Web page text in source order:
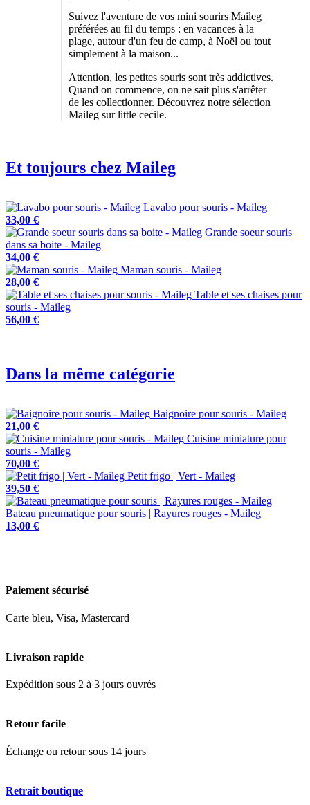
Suivez l'aventure de vos mini sourirs Maileg
préférées au fil du temps : en vacances à la
plage, autour d'un feu de camp, à Noël ou tout
simplement à la maison...
Attention, les petites souris sont très addictives.
Quand on commence, on ne sait plus s'arrêter
de les collectionner. Découvrez notre sélection
Maileg sur little cecile.
Et toujours chez Maileg
Lavabo pour souris - Maileg
33,00 €
Grande soeur souris
dans sa boite - Maileg
34,00 €
Maman souris - Maileg
28,00 €
Table et ses chaises pour
souris - Maileg
56,00 €
Dans la même catégorie
Baignoire pour souris - Maileg
21,00 €
Cuisine miniature pour
souris - Maileg
70,00 €
Petit frigo | Vert - Maileg
39,50 €
Bateau pneumatique pour souris | Rayures rouges - Maileg
13,00 €
Paiement sécurisé
Carte bleu, Visa, Mastercard
Livraison rapide
Expédition sous 2 à 3 jours ouvrés
Retour facile
Échange ou retour sous 14 jours
Retrait boutique